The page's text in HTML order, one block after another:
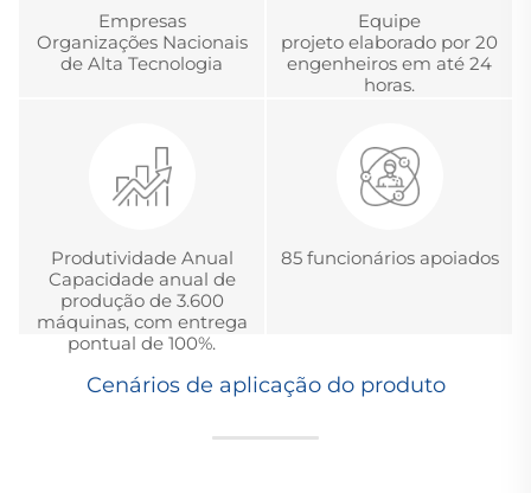
Empresas
Organizações Nacionais
de Alta Tecnologia
Equipe
projeto elaborado por 20
engenheiros em até 24
horas.
Produtividade Anual
Capacidade anual de
produção de 3.600
máquinas, com entrega
pontual de 100%.
85 funcionários apoiados
Cenários de aplicação do produto